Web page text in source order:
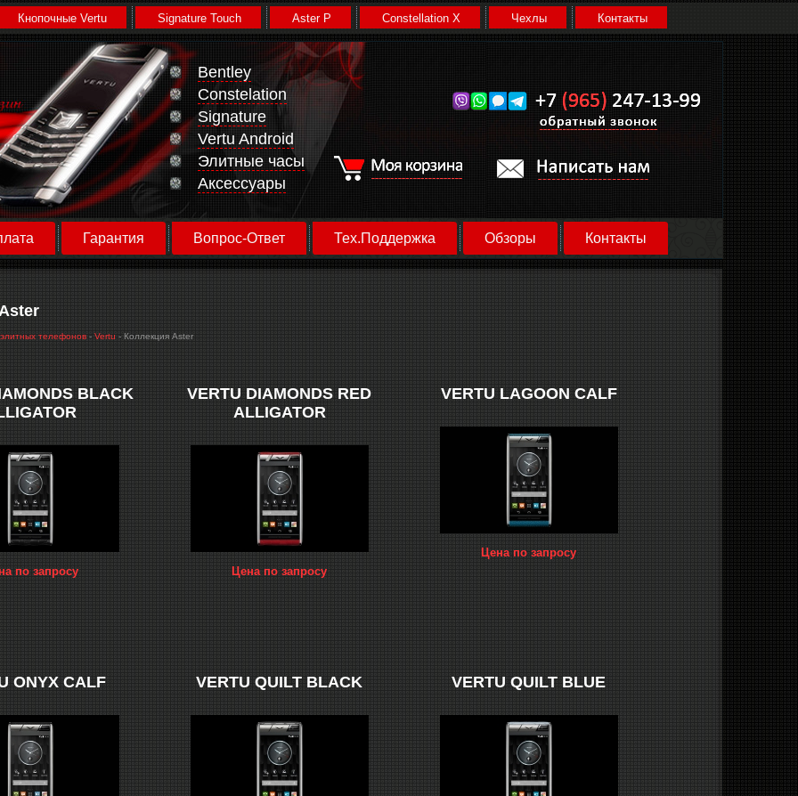
Кнопочные Vertu Signature Touch Aster P Constellation X Чехлы Контакты
Bentley
Constelation
Signature
Vertu Android
Элитные часы
Аксессуары
Гарантия Вопрос-Ответ Тех.Поддержка Обзоры Контакты
телефонов - Vertu - Коллекция Aster
BLACK
по запросу
VERTU DIAMONDS RED
ALLIGATOR
Цена по запросу
VERTU LAGOON CALF
Цена по запросу
ONYX CALF VERTU QUILT BLACK VERTU QUILT BLUE